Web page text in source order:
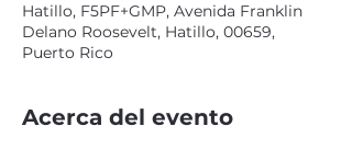
Hatillo, F5PF+GMP, Avenida Franklin
Delano Roosevelt, Hatillo, 00659,
Puerto Rico
Acerca del evento